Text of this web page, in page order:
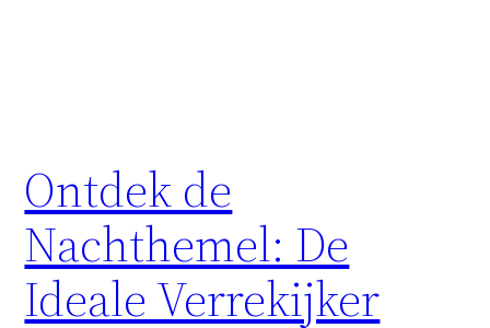
Ontdek de
Nachthemel: De
Ideale Verrekijker